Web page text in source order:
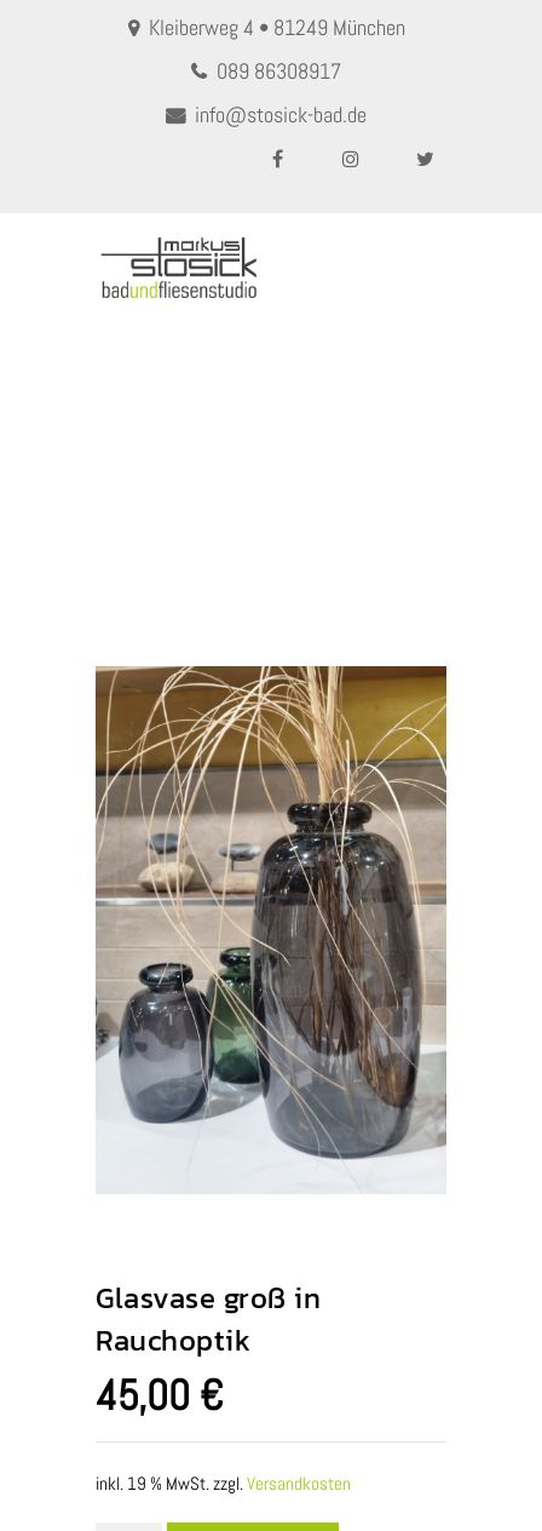
Kleiberweg 4 • 81249 München
089 86308917
info@stosick-bad.de
Glasvase groß in
Rauchoptik
45,00 €
inkl. 19 % MwSt.zzgl.Versandkosten